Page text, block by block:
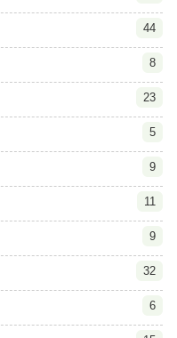
44
8
23
5
9
11
9
32
6